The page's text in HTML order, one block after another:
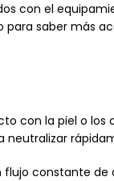
con el
para saber más
con la piel o los
neutralizar
constante